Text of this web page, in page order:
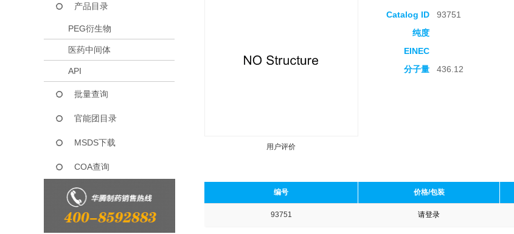
产品目录
PEG衍生物
医药中间体
API
批量查询
官能团目录
MSDS下载
COA查询
用户评价
Catalog ID 93751
纯度
EINEC
分子量
436.12
编号 价格/包装
93751 请登录